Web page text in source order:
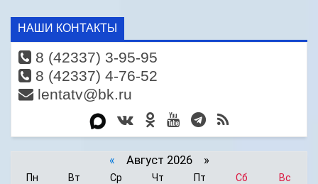
НАШИ КОНТАКТЫ
8 (42337) 3-95-95
8 (42337) 4-76-52
lentatv@bk.ru
« Август 2026 »
Пн Вт Ср Чт Пт Сб
Вс